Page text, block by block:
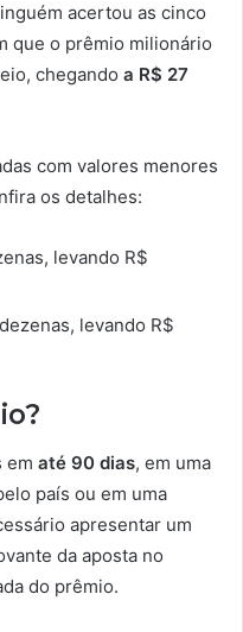
acertou as cinco
que o prêmio milionário
chegando a R$ 27
com valores menores
os detalhes:
levando R$
levando R$
em até 90 dias, em uma
país ou em uma
apresentar um
da aposta no
do prêmio.